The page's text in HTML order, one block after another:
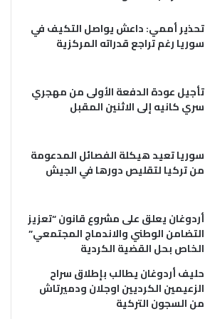
تحذير أممي: داعش يواصل التكيف في
سوريا رغم تراجع قدراته المركزية
تأجيل عودة الدفعة الأولى من مهجري
سري كانيه إلى الاثنين المقبل
سوريا تعيد هيكلة الفصائل المدعومة
من تركيا لتقليص دورها في الجيش
أردوغان يعلق على مشروع قانون “تعزيز
التضامن الوطني والاندماج المجتمعي”
الخاص بحل القضية الكردية
حليف أردوغان يطالب بإطلاق سراح
الزعيمين الكرديين اوجلان ودميرتاش
من السجون التركية